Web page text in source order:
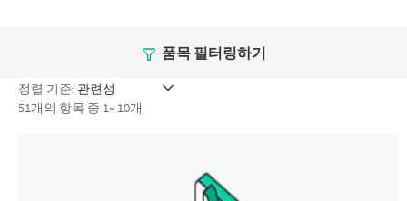
제품, 서비스, 사례에 대한 실행 가능한 데이터와 HPE
Tech Care 서비스 하에 지원되는 지원 계약을 제공하는
개선되고 개인화된 디지털 경험인 HPE 서비스 포털 액
객은 지원 인시던트를 열지 않고도 특정 활동을 수행할
품목 필터링하기
정렬 기준:
51개의 항목 중 1~ 10개